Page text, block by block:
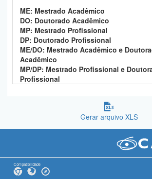
ME: Mestrado Acadêmico
DO: Doutorado Acadêmico
MP: Mestrado Profissional
DP: Doutorado Profissional
ME/DO: Mestrado Acadêmico e
Acadêmico
MP/DP: Mestrado Profissional e
Profissional
Gerar arquivo XLS
Compatibilidade